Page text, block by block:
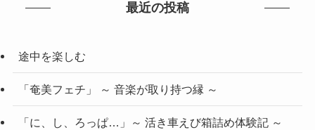
最近の投稿
途中を楽しむ
「奄美フェチ」 ～ 音楽が取り持つ縁 ～
「に、し、ろっぱ…」～ 活き車えび箱詰め体験記 ～